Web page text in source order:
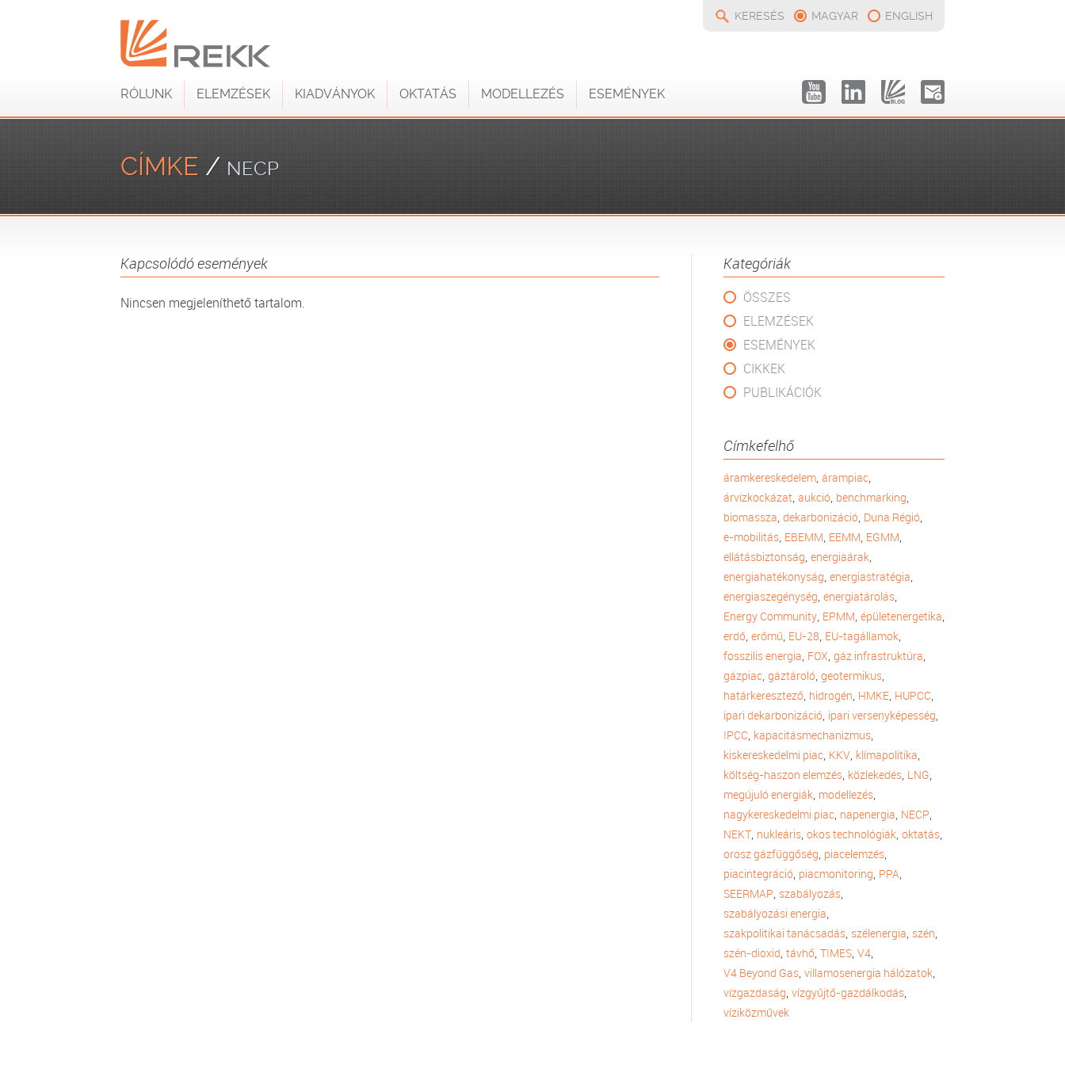
KERESÉS MAGYAR ENGLISH
RÓLUNK ELEMZÉSEK KIADVÁNYOK OKTATÁS MODELLEZÉS ESEMÉNYEK
CÍMKE / NECP
Kategóriák
ÖSSZES
ELEMZÉSEK
ESEMÉNYEK
CIKKEK
PUBLIKÁCIÓK
Címkefelhő
áramkereskedelem, árampiac,
árvízkockázat, aukció, benchmarking,
biomassza, dekarbonizáció, Duna Régió,
e-mobilitás, EBEMM, EEMM, EGMM,
ellátásbiztonság, energiaárak,
energiahatékonyság, energiastratégia,
energiaszegénység, energiatárolás,
Energy Community, EPMM, épületenergetika,
erdő, erőmű, EU-28, EU-tagállamok,
fosszilis energia, FOX, gáz infrastruktúra,
gázpiac, gáztároló, geotermikus,
határkeresztező, hidrogén, HMKE, HUPCC,
ipari dekarbonizáció, ipari versenyképesség,
IPCC, kapacitásmechanizmus,
kiskereskedelmi piac, KKV, klímapolitika,
költség-haszon elemzés, közlekedés, LNG,
megújuló energiák, modellezés,
nagykereskedelmi piac, napenergia, NECP,
NEKT, nukleáris, okos technológiák, oktatás,
orosz gázfüggőség, piacelemzés,
piacintegráció, piacmonitoring, PPA,
SEERMAP, szabályozás,
szabályozási energia,
szakpolitikai tanácsadás, szélenergia, szén,
szén-dioxid, távhő, TIMES, V4,
V4 Beyond Gas, villamosenergia hálózatok,
vízgazdaság, vízgyűjtő-gazdálkodás,
víziközművek
Kapcsolódó események
Nincsen megjeleníthető tartalom.